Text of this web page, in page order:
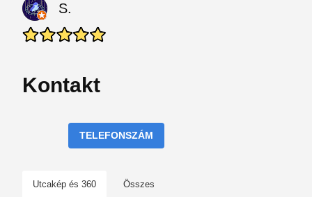
S.
Kontakt
TELEFONSZÁM
Utcakép és 360 Összes